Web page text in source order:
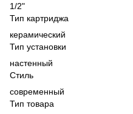
1/2"
Тип картриджа
керамический
Тип установки
настенный
Стиль
современный
Тип товара